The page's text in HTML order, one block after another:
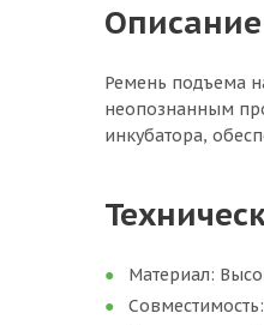
Описание
Ремень подъема
неопознанным
инкубатора,
Материал: